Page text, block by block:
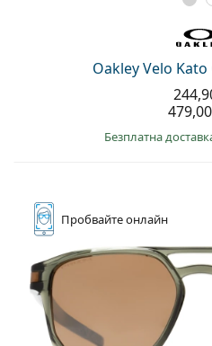
Oakley Velo Kato
Безплатна
Пробвайтеонлайн